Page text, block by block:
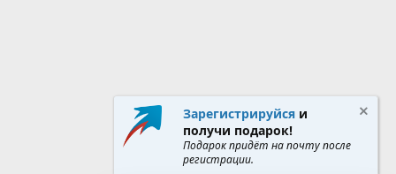
Зарегистрируйся и
получи подарок!
Подарок придёт на почту после
регистрации.